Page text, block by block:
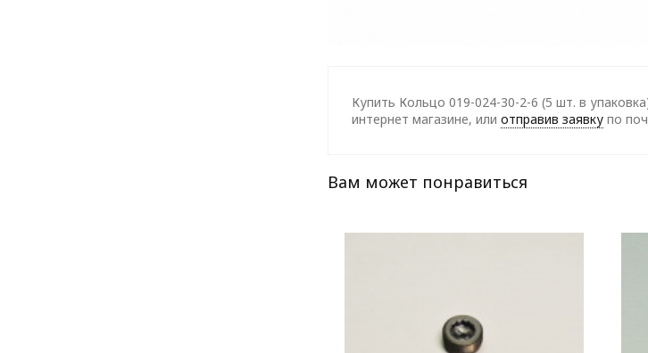
Купить Кольцо 019-024-30-2-6 (5 шт. в
интернет магазине, или отправив заявку по
Вам может понравиться